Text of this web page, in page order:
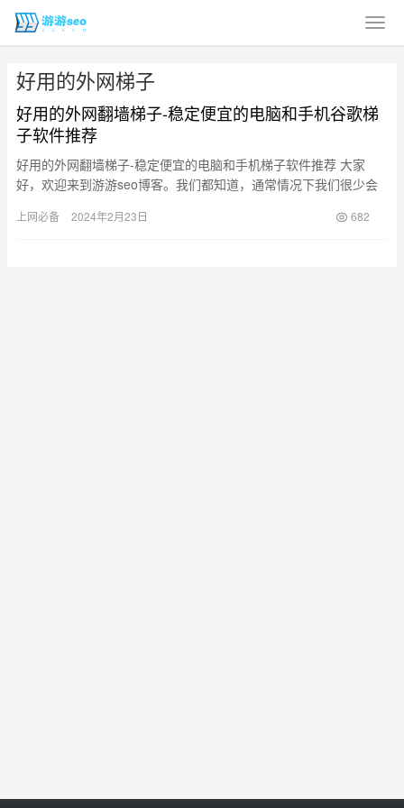
好用的外网梯子
好用的外网翻墙梯子-稳定便宜的电脑和手机谷歌梯
子软件推荐
好用的外网翻墙梯子-稳定便宜的电脑和手机梯子软件推荐 大家
好，欢迎来到游游seo博客。我们都知道，通常情况下我们很少会
子…
上网必备 2024年2月23日 682